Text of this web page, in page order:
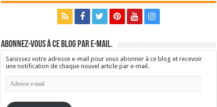
Abonnez-vous à ce blog par e-mail.
Saisissez votre adresse e-mail pour vous abonner à ce blog et recevoir
une notification de chaque nouvel article par e-mail.
Adresse
e-